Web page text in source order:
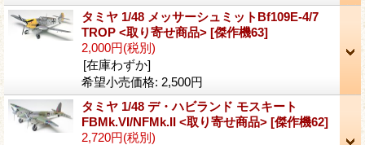
タミヤ 1/48 メッサーシュミットBf109E-4/7
TROP <取り寄せ商品> [傑作機63]
2,000円(税別)
[在庫わずか]
希望小売価格: 2,500円
タミヤ 1/48 デ・ハビランド モスキート
FBMk.VI/NFMk.II <取り寄せ商品> [傑作機62]
2,720円(税別)